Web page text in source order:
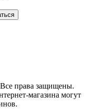
права защищены.
магазина могут